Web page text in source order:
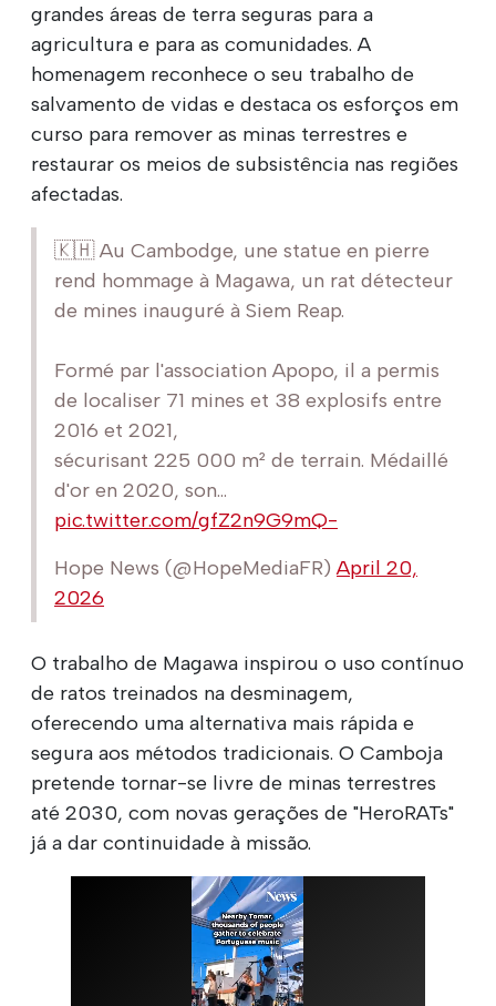
grandes áreas de terra seguras para a
agricultura e para as comunidades. A
homenagem reconhece o seu trabalho de
salvamento de vidas e destaca os esforços em
curso para remover as minas terrestres e
restaurar os meios de subsistência nas regiões
afectadas.
🇰🇭 Au Cambodge, une statue en pierre
rend hommage à Magawa, un rat détecteur
de mines inauguré à Siem Reap.
Formé par l'association Apopo, il a permis
de localiser 71 mines et 38 explosifs entre
2016 et 2021,
sécurisant 225 000 m² de terrain. Médaillé
d'or en 2020, son...
pic.twitter.com/gfZ2n9G9mQ-
Hope News (@HopeMediaFR)April 20,
2026
O trabalho de Magawa inspirou o uso contínuo
de ratos treinados na desminagem,
oferecendo uma alternativa mais rápida e
segura aos métodos tradicionais. O Camboja
pretende tornar-se livre de minas terrestres
até 2030, com novas gerações de "HeroRATs"
já a dar continuidade à missão.